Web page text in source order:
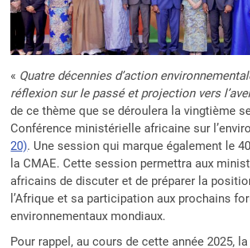
« Quatre décennies d’action
réflexion sur le passé et projection vers
de ce thème que se déroulera la vingtième
Conférence ministérielle africaine sur
20). Une session qui marque également le
la CMAE. Cette session permettra aux
africains de discuter et de préparer la
l’Afrique et sa participation aux prochains
environnementaux mondiaux.
Pour rappel, au cours de cette année 2025,